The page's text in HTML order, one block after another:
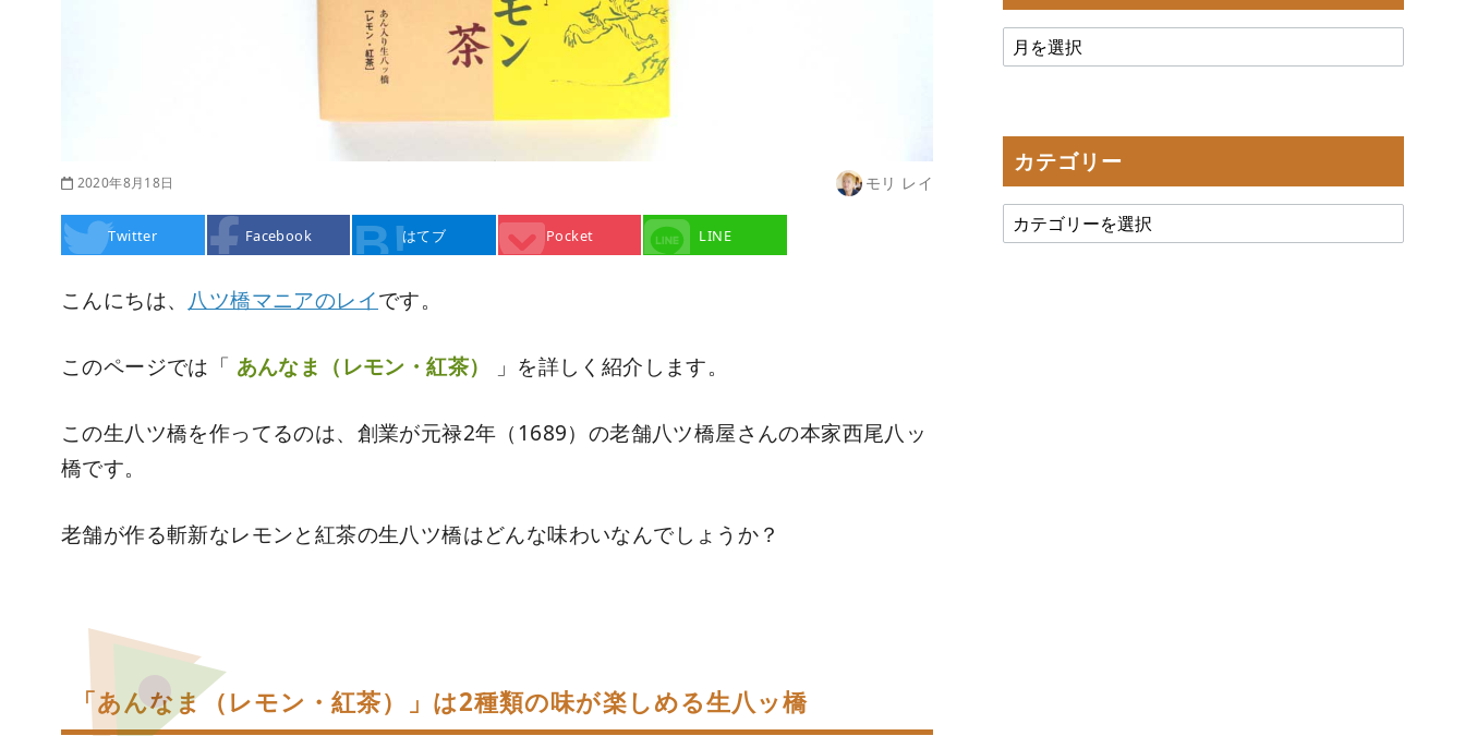
2020年8月18日 モリ レイ
Twitter Facebook はてブ Pocket LINE
こんにちは、 八ツ橋マニアのレイです。
このページでは「 あんなま（レモン・紅茶） 」を詳しく紹介します。
この生八ツ橋を作ってるのは、創業が元禄2年（1689）の老舗八ツ橋屋さんの本家西尾八ッ
橋です。
老舗が作る斬新なレモンと紅茶の生八ツ橋はどんな味わいなんでしょうか？
「あんなま（レモン・紅茶）」は2種類の味が楽しめる生八ッ橋
カテゴリー